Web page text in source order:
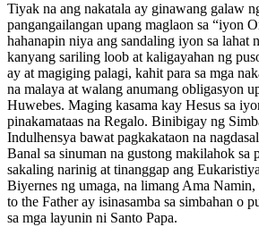
Tiyak na ang nakatala ay ginawang galaw
pangangailangan upang maglaon sa “iyon
hahanapin niya ang sandaling iyon sa lahat
kanyang sariling loob at kaligayahan ng
ay at magiging palagi, kahit para sa mga
na malaya at walang anumang obligasyon
Huwebes. Maging kasama kay Hesus sa
pinakamataas na Regalo. Binibigay ng
Indulhensya bawat pagkakataon na
Banal sa sinuman na gustong makilahok sa
sakaling narinig at tinanggap ang
Biyernes ng umaga, na limang Ama
to the Father ay isinasamba sa simbahan o
sa mga layunin ni Santo Papa.